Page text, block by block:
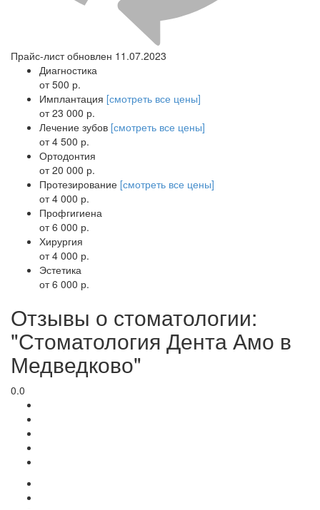
Прайс-лист обновлен 11.07.2023
Диагностика
от 500 р.
Имплантация [смотреть все цены]
от 23 000 р.
Лечение зубов [смотреть все цены]
от 4 500 р.
Ортодонтия
от 20 000 р.
Протезирование [смотреть все цены]
от 4 000 р.
Профгигиена
от 6 000 р.
Хирургия
от 4 000 р.
Эстетика
от 6 000 р.
Отзывы о стоматологии:
"Стоматология Дента Амо в
Медведково"
0.0